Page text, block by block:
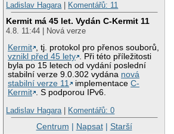
Ladislav Hagara| Komentářů: 11
Kermit má 45 let. Vydán C-Kermit 11
4.8. 11:44 | Nová verze
Kermit , tj. protokol pro přenos souborů,
vznikl před 45 lety . Při této příležitosti
byla po 15 letech od vydání poslední
stabilní verze 9.0.302 vydána nová
stabilní verze 11
implementaceC-
Kermit . S podporou IPv6.
Ladislav Hagara| Komentářů: 0
Centrum | Napsat| Starší